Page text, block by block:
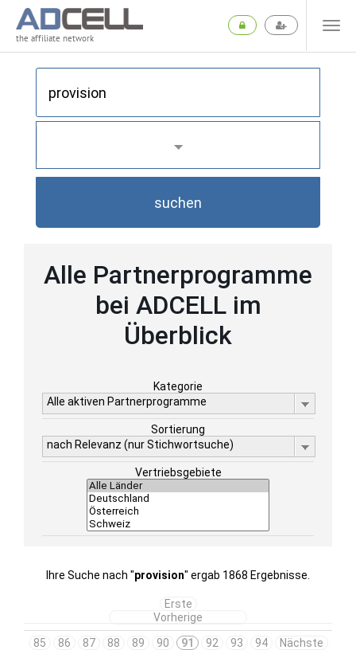
the affiliate network
suchen
Alle Partnerprogramme
bei ADCELL im
Überblick
Kategorie
Alle aktiven Partnerprogramme
Sortierung
nach Relevanz (nur Stichwortsuche)
Vertriebsgebiete
Ihre Suche nach "provision" ergab 1868 Ergebnisse.
Erste
Vorherige
85
86 87 88 89 90 91 92 93 94 Nächste